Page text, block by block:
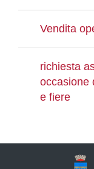
Vendita
richiesta
occasione
e fiere